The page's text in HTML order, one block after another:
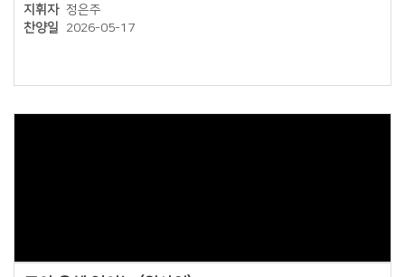
지휘자 정은주
찬양일
2026-05-17